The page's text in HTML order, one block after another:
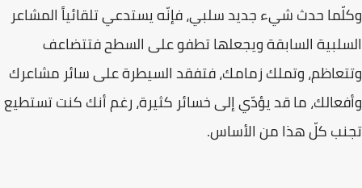
وكلّما حدث شيء جديد سلبي، فإنّه يستدعي تلقائياً المشاعر
السلبية السابقة ويجعلها تطفو على السطح فتتضاعف
وتتعاظم، وتملك زمامك، فتفقد السيطرة على سائر مشاعرك
وأفعالك، ما قد يؤدّي إلى خسائر كثيرة، رغم أنك كنت تستطيع
تجنب كلّ هذا من الأساس.